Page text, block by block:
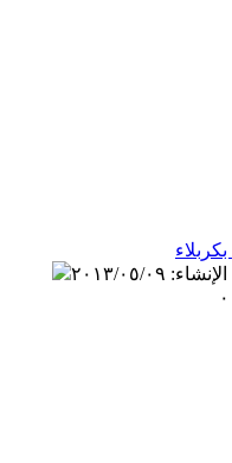
الإنشاء: ٢٠١٣/٠٥/٠٩
٠